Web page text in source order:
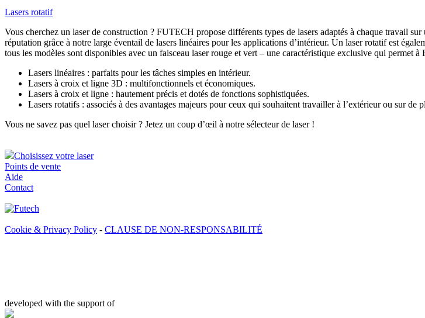
Lasers rotatif
Vous cherchez un laser de construction ? FUTECH propose différents types de lasers adaptés à chaque travail
réputation grâce à notre large éventail de lasers linéaires pour les applications d’intérieur. Un laser rotatif est
tous les modèles sont disponibles avec un faisceau laser rouge et vert – une caractéristique exclusive qui permet
Lasers linéaires : parfaits pour les tâches simples en intérieur.
Lasers à croix et ligne 3D : multifonctionnels et économiques.
Lasers à croix et ligne : hautement précis et dotés de fonctions sophistiquées.
Lasers rotatifs : associés à des avantages majeurs pour ceux qui souhaitent travailler à l’extérieur ou sur de
Vous ne savez pas quel laser choisir ? Jetez un coup d’œil à notre sélecteur de laser !
Choisissez votre laser
Points de vente
Aide
Contact
Cookie & Privacy Policy - CLAUSE DE NON-RESPONSABILITÉ
developed with the support of